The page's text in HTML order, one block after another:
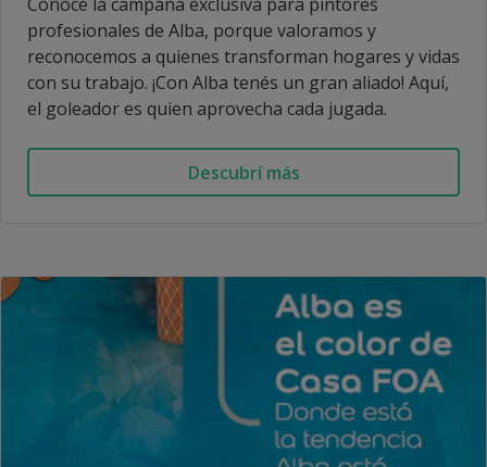
profesionales de Alba, porque valoramos y
reconocemos a quienes transforman hogares y vidas
con su trabajo. ¡Con Alba tenés un gran aliado! Aquí,
el goleador es quien aprovecha cada jugada.
Descubrí más